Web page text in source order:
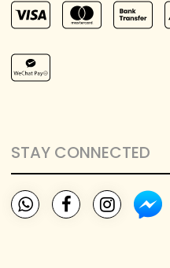
STAY CONNECTED